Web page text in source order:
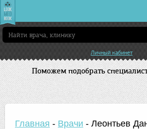
Врачи
Клиники
Заболевания
Личный кабинет
Поможем подобрать
Главная - Врачи - Леонтьев